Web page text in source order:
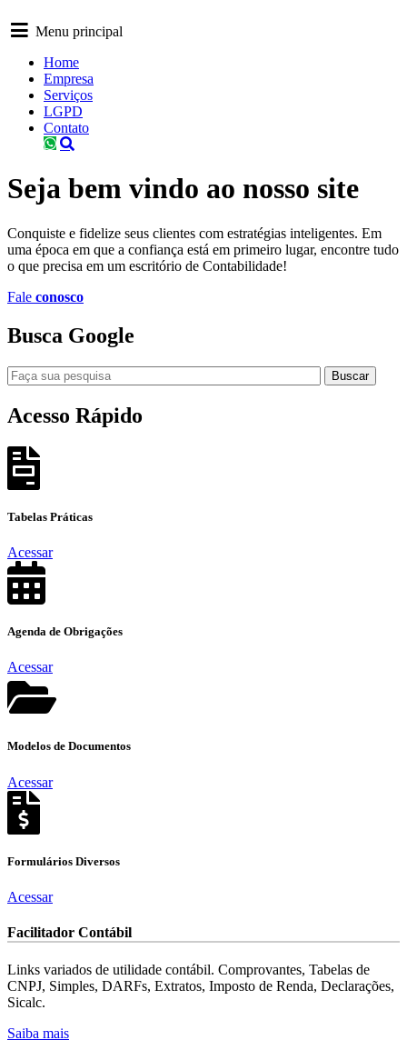
Menu principal
Home
Empresa
Serviços
LGPD
Contato
Seja bem vindo ao nosso site
Conquiste e fidelize seus clientes com estratégias inteligentes. Em
uma época em que a confiança está em primeiro lugar, encontre tudo
o que precisa em um escritório de Contabilidade!
Fale conosco
Busca Google
Buscar
Acesso Rápido
Tabelas Práticas
Acessar
Agenda de Obrigações
Acessar
Modelos de Documentos
Acessar
Formulários Diversos
Acessar
Facilitador Contábil
Links variados de utilidade contábil. Comprovantes, Tabelas de
CNPJ, Simples, DARFs, Extratos, Imposto de Renda, Declarações,
Sicalc.
Saiba mais